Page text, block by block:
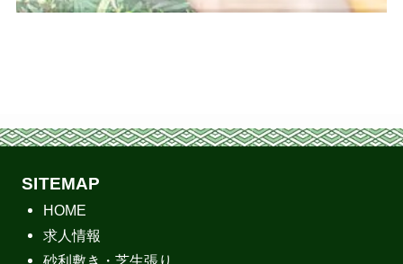
SITEMAP
HOME
求人情報
砂利敷き・芝生張り